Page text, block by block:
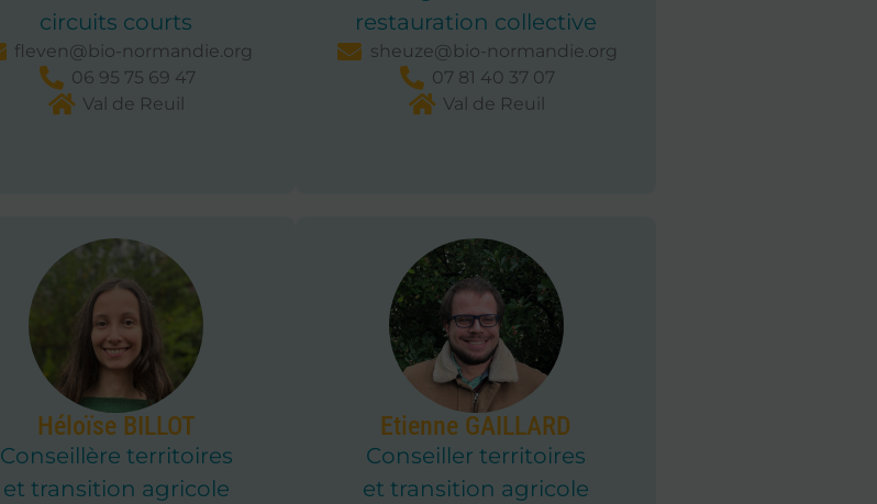
circuits courts
fleven@bio-normandie.org
06 95 75 69 47
Val de Reuil
restauration collective
sheuze@bio-normandie.org
07 81 40 37 07
Val de Reuil
Héloïse BILLOT
Conseillère territoires
et transition agricole
Etienne GAILLARD
Conseiller territoires
et transition agricole